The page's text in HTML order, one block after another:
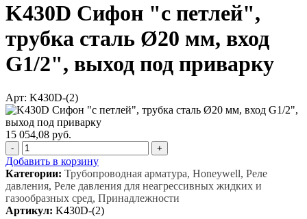
K430D Сифон "с петлей",
трубка сталь Ø20 мм, вход
G1/2", выход под приварку
Арт: K430D-(2)
15 054,08 руб.
- +
Добавить в корзину
Категории: Трубопроводная арматура, Honeywell, Реле
давления, Реле давления для неагрессивных жидких и
газообразных сред, Принадлежности
Артикул: K430D-(2)